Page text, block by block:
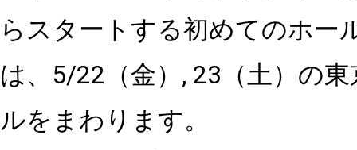
らスタートする初めてのホー
は、 5/22（金）, 23（土） の
ルをまわります。